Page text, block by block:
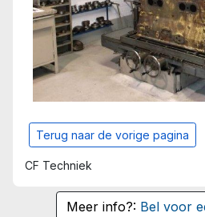
Terug naar de vorige pagina
CF Techniek
Meer info?: Bel voor